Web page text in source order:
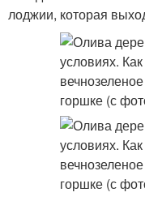
лоджии, которая